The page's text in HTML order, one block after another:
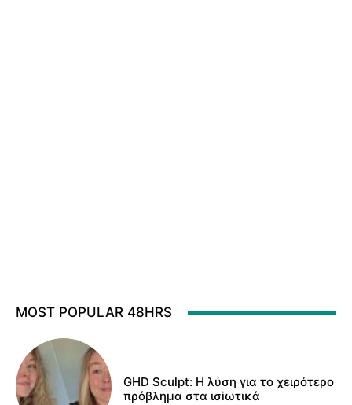
MOST POPULAR 48HRS
GHD Sculpt: Η λύση για το χειρότερο
πρόβλημα στα ισiωτικά